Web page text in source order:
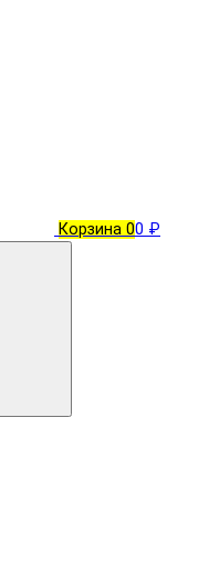
Корзина 00 ₽